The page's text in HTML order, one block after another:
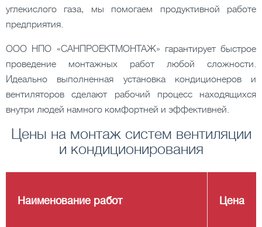
углекислого газа, мы помогаем продуктивной работе
предприятия.
ООО НПО «САНПРОЕКТМОНТАЖ» гарантирует быстрое
проведение монтажных работ любой сложности.
Идеально выполненная установка кондиционеров и
вентиляторов сделают рабочий процесс находящихся
внутри людей намного комфортней и эффективней.
Цены на монтаж систем вентиляции
и кондиционирования
Наименование работ Цена